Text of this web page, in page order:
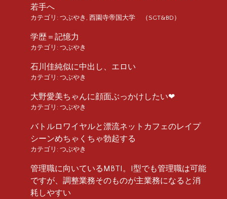
若手へ
カテゴリ: つぶやき , 西園寺帝国大学 （SGT&BD）
学歴＝記憶力
カテゴリ: つぶやき
石川佳純似に中出し、エロい
カテゴリ: つぶやき
大野愛美ちゃんに顔面ぶっかけしたい❤︎
カテゴリ: つぶやき
バトルロワイヤルと漂流ネットカフェのレイプ
シーンめちゃくちゃ勃起する
カテゴリ: つぶやき
管理職に向いているMBTI。I型でも管理職は可能
ですが、調整業務そのものが主業務になると消
耗しやすい